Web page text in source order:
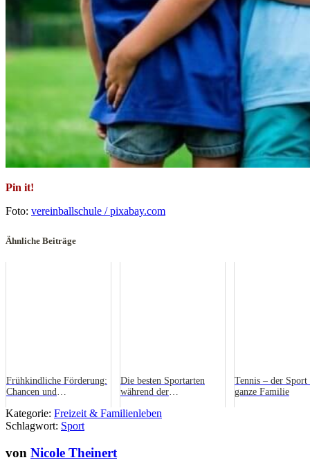
Pin it!
Foto: vereinballschule / pixabay.com
Ähnliche Beiträge
Frühkindliche Förderung:
Chancen und
Eltern
Die besten Sportarten
während der
Tennis – der
ganze Familie
Kategorie: Freizeit & Familienleben
Schlagwort: Sport
von Nicole Theinert